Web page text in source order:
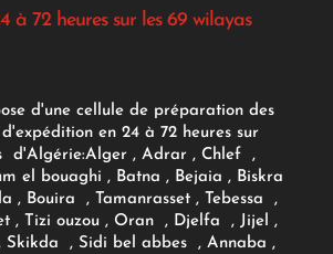
à 72 heures sur les 69 wilayas
d'une cellule de préparation des
en 24 à 72 heures sur
d'Algérie:Alger , Adrar, Chlef ,
el bouaghi , Batna , Bejaia , Biskra
, Bouira , Tamanrasset , Tebessa ,
, Tizi ouzou , Oran , Djelfa , Jijel ,
, Sidi bel abbes , Annaba ,